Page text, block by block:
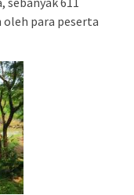
para peserta